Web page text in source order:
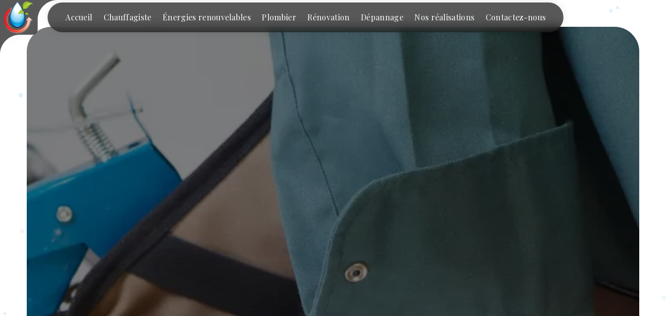
Accueil Chauffagiste Énergies renouvelables Plombier Rénovation Dépannage Nos réalisations Contactez-nous
Panneau de gestion des cookies